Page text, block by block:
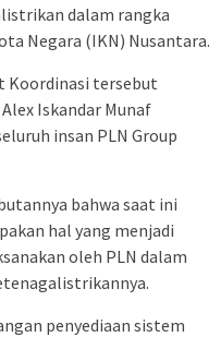
dalam rangka
Negara (IKN) Nusantara.
Koordinasi tersebut
Iskandar Munaf
insan PLN Group
bahwa saat ini
hal yang menjadi
oleh PLN dalam
penyediaan sistem